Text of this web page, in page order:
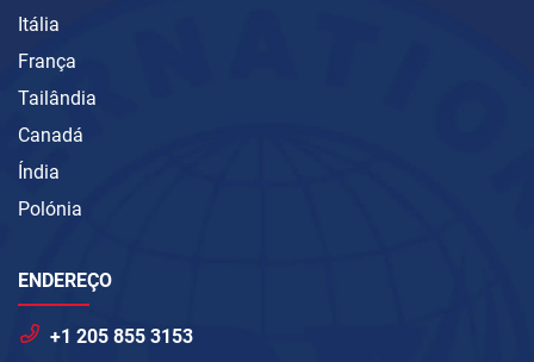
Itália
França
Tailândia
Canadá
Índia
Polónia
ENDEREÇO
+1 205 855 3153